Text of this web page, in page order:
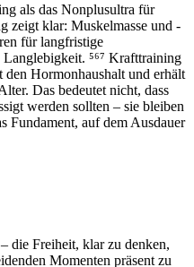
als das Nonplusultra für
zeigt klar: Muskelmasse und -
für langfristige
⁵⁶⁷ Krafttraining
Hormonhaushalt und erhält
Das bedeutet nicht, dass
werden sollten – sie bleiben
Fundament, auf dem Ausdauer
die Freiheit, klar zu denken,
Momenten präsent zu